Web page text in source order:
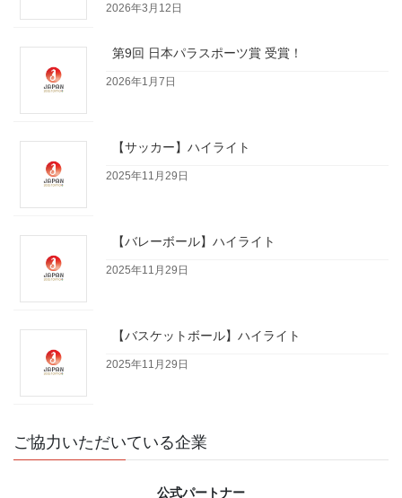
2026年3月12日
第9回 日本パラスポーツ賞 受賞！
2026年1月7日
【サッカー】ハイライト
2025年11月29日
【バレーボール】ハイライト
2025年11月29日
【バスケットボール】ハイライト
2025年11月29日
ご協力いただいている企業
公式パートナー